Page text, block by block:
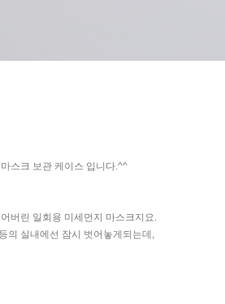
스크 보관 케이스 입니다.^^
버린 일회용 미세먼지 마스크지요.
의 실내에선 잠시 벗어놓게되는데,